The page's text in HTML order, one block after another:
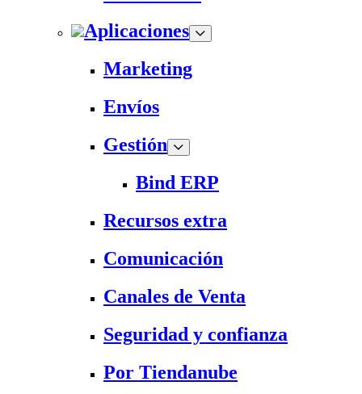
Aplicaciones
Marketing
Envíos
Gestión
Bind ERP
Recursos extra
Comunicación
Canales de Venta
Seguridad y confianza
Por Tiendanube